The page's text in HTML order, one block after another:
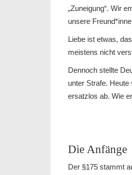
„Zuneigung“. Wir
unsere
Liebe ist etwas,
meistens nicht
Dennoch stellte
unter Strafe.
ersatzlos ab. Wie
Die Anfänge
Der §175 stammt